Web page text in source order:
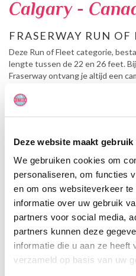
Deze website maakt
We gebruiken cookies om
personaliseren, om functies
en om ons websiteverkeer
informatie over uw gebruik
partners voor social media,
partners kunnen deze
informatie die u aan ze heeft
verzameld op basis van uw
Calgary -
FRASERWAY RUN
Deze Run of Fleet categorie,
lengte tussen de 22 en 26 feet.
Fraserway ontvang je altijd een
camper mee van een ander
voldoen aan dezelfde
camperverhuurbedrijf hoor je,